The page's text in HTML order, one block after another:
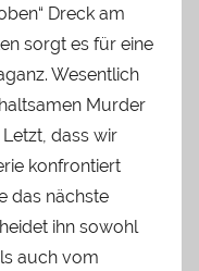
Dreck am
sorgt es für eine
Wesentlich
Murder
dass wir
konfrontiert
das nächste
ihn sowohl
auch vom